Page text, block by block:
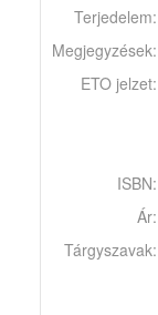
Terjedelem:
Megjegyzések:
ETO jelzet:
ISBN:
Ár:
Tárgyszavak: